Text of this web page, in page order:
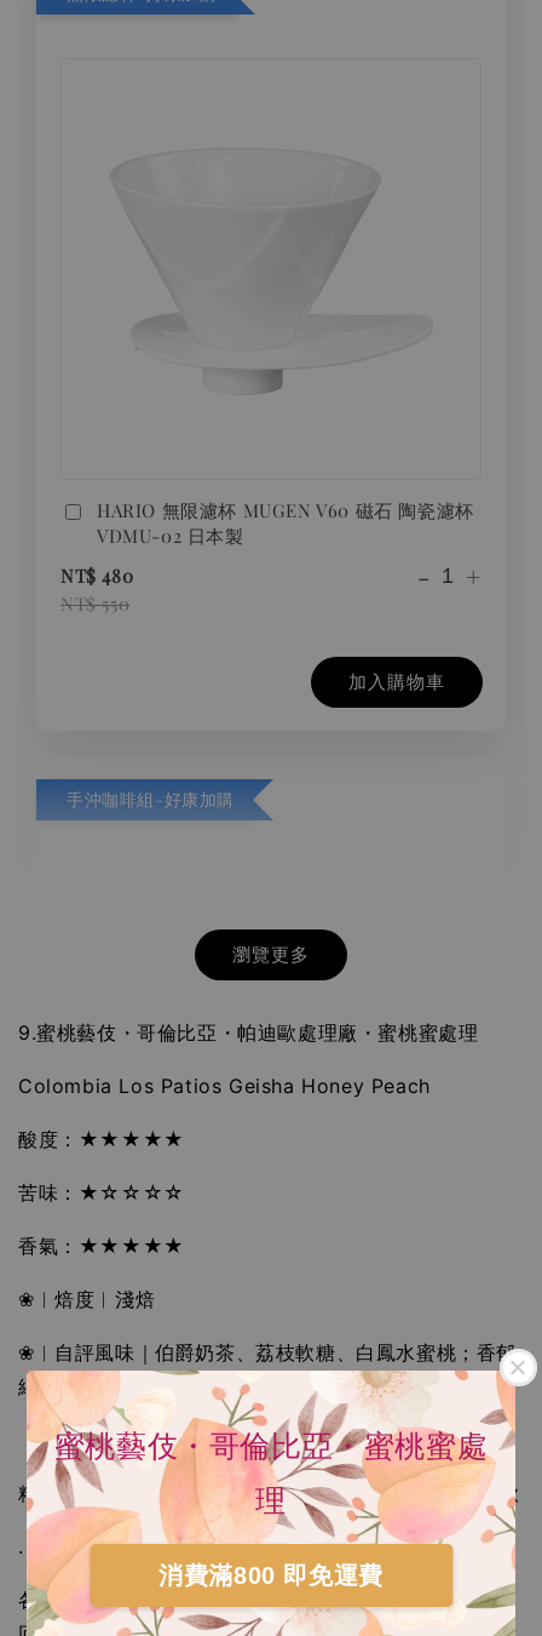
蜜桃藝伎・哥倫比亞・蜜桃蜜處
理
消費滿800 即免運費
HARIO 無限濾杯 MUGEN V60 磁石 陶瓷濾杯
VDMU-02 日本製
NT$ 480
NT$ 550
- +
加入購物車
手沖咖啡組-好康加購
02-PGR
NT$ 300
NT$ 550
- +
加入購物車
瀏覽更多
瀏覽更多
9.蜜桃藝伎・哥倫比亞・帕迪歐處理廠・蜜桃蜜處理
Colombia Los Patios Geisha Honey Peach
酸度：★★★★★
苦味：★☆☆☆☆
香氣：★★★★★
❀︱焙度︱淺焙
❀︱自評風味｜伯爵奶茶、荔枝軟糖、白鳳水蜜桃；香郁
細緻
精品豆豆標｜直接貿易蜜桃藝伎咖啡；路人嚴選秒殺豆款
.
各位觀眾，去年首發後，被不斷敲碗追殺的「蜜桃藝伎」